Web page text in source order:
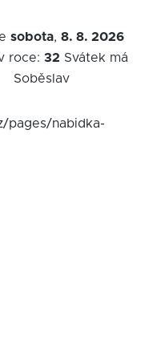
sobota, 8. 8. 2026
roce:32 Svátek má
Soběslav
pages/nabidka-